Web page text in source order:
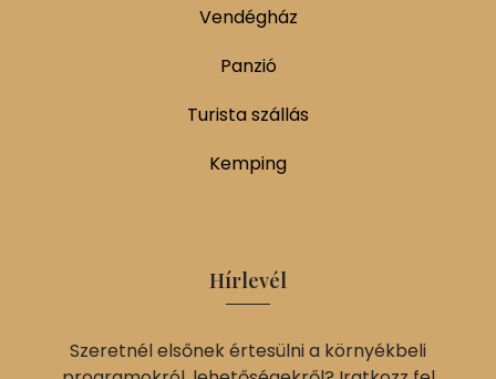
Vendégház
Panzió
Turista szállás
Kemping
Hírlevél
Szeretnél elsőnek értesülni a környékbeli